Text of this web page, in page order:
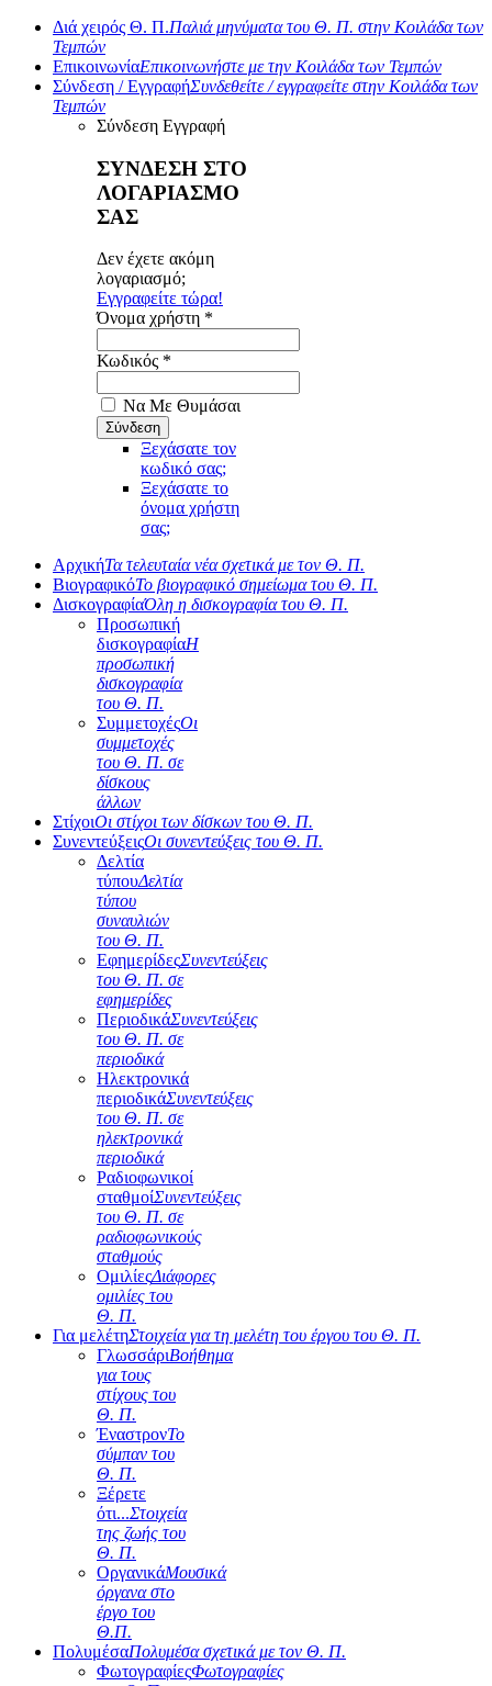
Διά χειρός Θ. Π.Παλιά μηνύματα του Θ. Π. στην Κοιλάδα των
Τεμπών
ΕπικοινωνίαΕπικοινωνήστε με την Κοιλάδα των Τεμπών
Σύνδεση / ΕγγραφήΣυνδεθείτε / εγγραφείτε στην Κοιλάδα των
Τεμπών
Σύνδεση Εγγραφή
ΣΥΝΔΕΣΗ ΣΤΟ
ΛΟΓΑΡΙΑΣΜΟ
ΣΑΣ
Δεν έχετε ακόμη
λογαριασμό;
Εγγραφείτε τώρα!
Όνομα χρήστη *
Κωδικός *
Να Με Θυμάσαι
Ξεχάσατε τον
κωδικό σας;
Ξεχάσατε το
όνομα χρήστη
σας;
ΑρχικήΤα τελευταία νέα σχετικά με τον Θ. Π.
ΒιογραφικόΤο βιογραφικό σημείωμα του Θ. Π.
ΔισκογραφίαΌλη η δισκογραφία του Θ. Π.
Προσωπική
δισκογραφίαΗ
προσωπική
δισκογραφία
του Θ. Π.
ΣυμμετοχέςΟι
συμμετοχές
του Θ. Π. σε
δίσκους
άλλων
ΣτίχοιΟι στίχοι των δίσκων του Θ. Π.
ΣυνεντεύξειςΟι συνεντεύξεις του Θ. Π.
Δελτία
τύπουΔελτία
τύπου
συναυλιών
του Θ. Π.
ΕφημερίδεςΣυνεντεύξεις
του Θ. Π. σε
εφημερίδες
ΠεριοδικάΣυνεντεύξεις
του Θ. Π. σε
περιοδικά
Ηλεκτρονικά
περιοδικάΣυνεντεύξεις
του Θ. Π. σε
ηλεκτρονικά
περιοδικά
Ραδιοφωνικοί
σταθμοίΣυνεντεύξεις
του Θ. Π. σε
ραδιοφωνικούς
σταθμούς
ΟμιλίεςΔιάφορες
ομιλίες του
Θ. Π.
Για μελέτηΣτοιχεία για τη μελέτη του έργου του Θ. Π.
ΓλωσσάριΒοήθημα
για τους
στίχους του
Θ. Π.
ΈναστρονΤο
σύμπαν του
Θ. Π.
Ξέρετε
ότι...Στοιχεία
της ζωής του
Θ. Π.
ΟργανικάΜουσικά
όργανα στο
έργο του
Θ.Π.
ΠολυμέσαΠολυμέσα σχετικά με τον Θ. Π.
ΦωτογραφίεςΦωτογραφίες